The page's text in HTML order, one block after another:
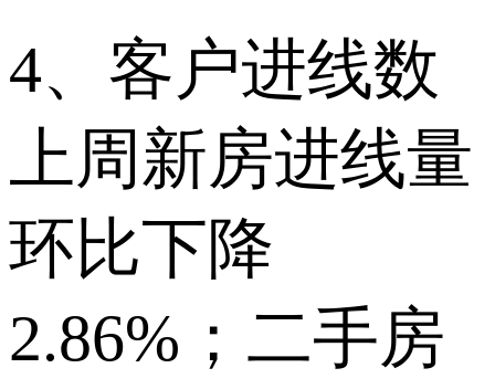
4、客户进线数
上周新房进线量
环比下降
2.86%；二手房